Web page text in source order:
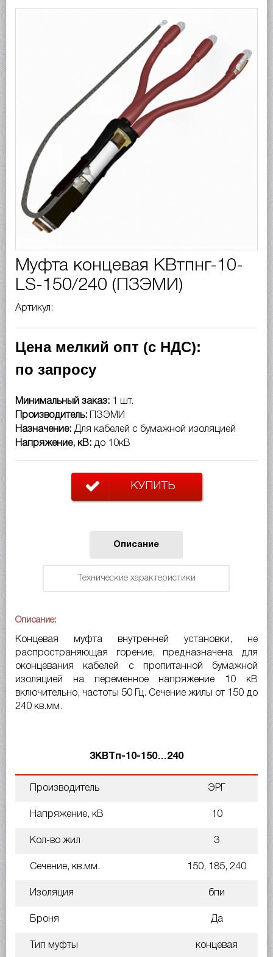
Муфта концевая КВтпнг-10-
LS-150/240 (ПЗЭМИ)
Артикул:
Цена мелкий опт (с НДС):
по запросу
Минимальный заказ:
1 шт.
Производитель:
ПЗЭМИ
Назначение: Для кабелей с бумажной изоляцией
Напряжение, кВ: до 10кВ
КУПИТЬ
Описание
Технические характеристики
Описание:
Концевая муфта внутренней установки, не
распространяющая горение, предназначена для
оконцевания кабелей с пропитанной бумажной
изоляцией на переменное напряжение 10 кВ
включительно, частоты 50 Гц. Сечение жилы от 150 до
240 кв.мм.
3КВТп-10-150…240
Производитель ЭРГ
Напряжение, кВ 10
Кол-во жил 3
Сечение, кв.мм. 150, 185, 240
Изоляция бпи
Броня Да
Тип муфты концевая